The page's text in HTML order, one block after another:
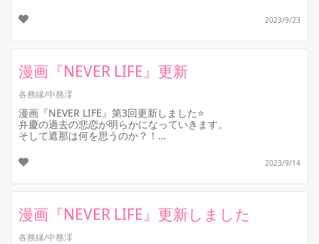
2023/9/23
漫画『NEVER LIFE』更新
各務縁/中務澪
漫画『NEVER LIFE』第3回更新しました⭐️
弁慶の過去の悲恋が明らかになっていきます。
そして遮那は何を思うのか？！
2023/9/14
漫画『NEVER LIFE』更新しました
各務縁/中務澪